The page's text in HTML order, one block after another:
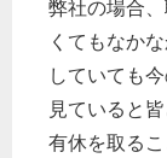
弊社の場合
くてもなか
していても
見ていると
有休を取るこ